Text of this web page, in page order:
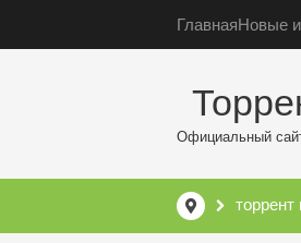
ГлавнаяНовые
Официальный
торрент